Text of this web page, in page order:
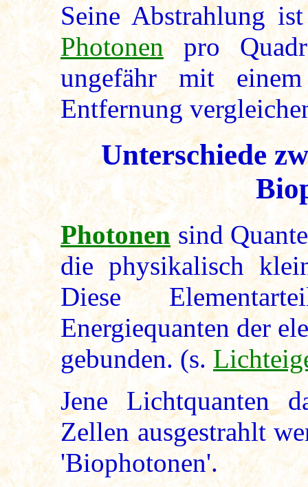
Seine Abstrahlung
Photonenpro
ungefähr mit
Entfernung
Unterschiede
Photonen sind
die physikalisch
Diese
Energiequanten der
gebunden. (s.
Jene Lichtquanten
Zellen ausgestrahlt
'Biophotonen'.